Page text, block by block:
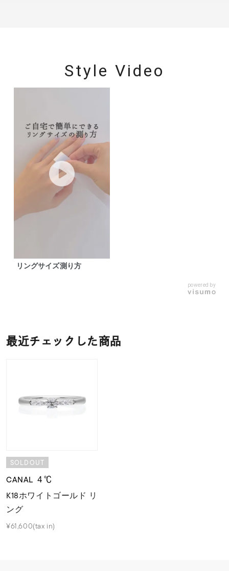
Style Video
リングサイズ測り方
powered by
最近チェックした商品
SOLDOUT
CANAL ４℃
K18ホワイトゴールド リ
ング
¥61,600(tax in)